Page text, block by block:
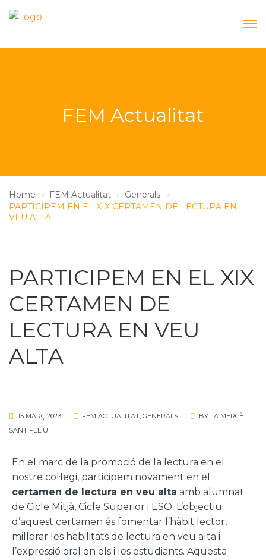
FEM Actualitat
Home FEM Actualitat
Generals
PARTICIPEM EN EL XIX CERTAMEN DE LECTURA EN
VEU ALTA
PARTICIPEM EN EL XIX
CERTAMEN DE
LECTURA EN VEU
ALTA
15 MARÇ 2023 FEM ACTUALITAT GENERALS BY LA MERCÈ
SANT FELIU
En el marc de la promoció de la lectura en el
nostre col·legi, participem novament en el
certamen de lectura en veu alta amb alumnat
de Cicle Mitjà, Cicle Superior i ESO. L’objectiu
d’aquest certamen és fomentar l’hàbit lector,
millorar les habilitats de lectura en veu alta i
l’expressió oral en els i les estudiants. Aquesta